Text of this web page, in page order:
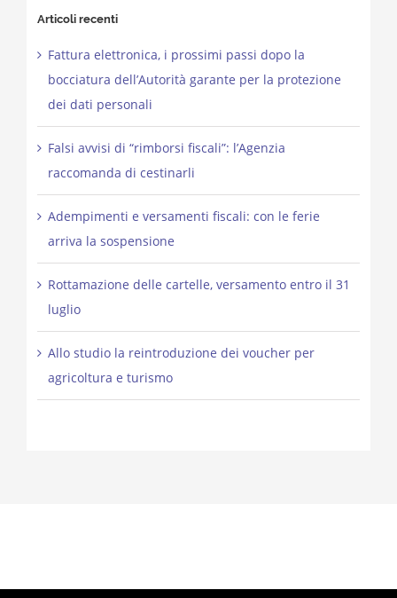
Articoli recenti
Fattura elettronica, i prossimi passi dopo la
bocciatura dell’Autorità garante per la protezione
dei dati personali
Falsi avvisi di “rimborsi fiscali”: l’Agenzia
raccomanda di cestinarli
Adempimenti e versamenti fiscali: con le ferie
arriva la sospensione
Rottamazione delle cartelle, versamento entro il 31
luglio
Allo studio la reintroduzione dei voucher per
agricoltura e turismo